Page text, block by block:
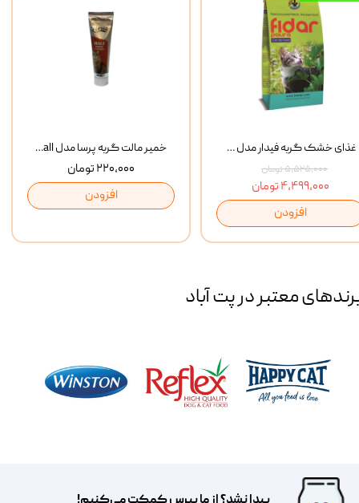
خمیر مالت گربه پرسا مدل Anti Hairball وزن 110 گرم
۲۲۰,۰۰۰ تومان
افزودن
غذای خشک گربه فیدار مدل Adult وزن 10 کیلوگرم
۵,۵۲۵,۰۰۰ تومان
۴,۴۹۹,۰۰۰ تومان
افزودن
معتبر در پت آباد